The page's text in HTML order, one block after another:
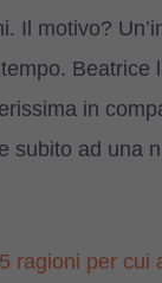
Il motivo?
Beatrice
in
subito ad una
ragioni per cui